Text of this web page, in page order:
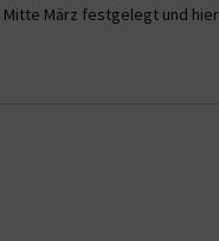
März festgelegt und